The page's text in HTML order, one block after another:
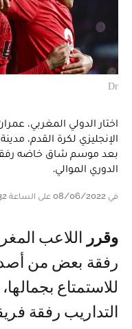
Dr
اختار الدولي المغربي،
الإنجليزي لكرة القدم،
بعد موسم شاق خاضه
الدوري الموالي.
في 08/06/2022 على الساعة 20:32
وقرر اللاعب
رفقة بعض من
للاستمتاع
التداريب رفقة